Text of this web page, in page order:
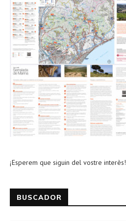
¡Esperem que siguin del vostre interès!
BUSCADOR